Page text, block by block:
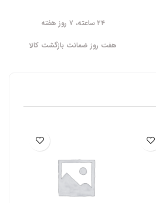
۲۴ ساعته، ۷ روز هفته
هفت روز ضمانت بازگشت کالا